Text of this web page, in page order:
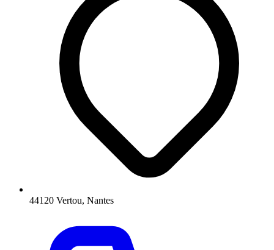
44120 Vertou, Nantes